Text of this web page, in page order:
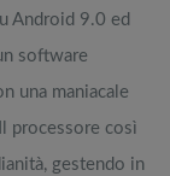
Android 9.0 ed
software
una maniacale
processore così
gestendo in